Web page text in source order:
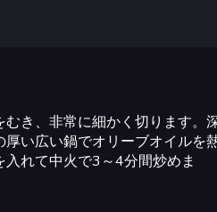
き、非常に細かく切ります。
い広い鍋でオリーブオイルを
入れて中火で3～4分間炒めま